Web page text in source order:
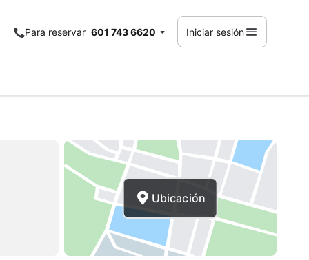
Para reservar 601 743 6620 Iniciar sesión
Ubicación